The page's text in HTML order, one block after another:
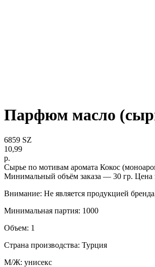
Парфюм масло
6859 SZ
10,99
р.
Сырье по мотивам аромата Кокос
Минимальный объём заказа — 30 гр. Цена
Внимание: Не является продукцией
Минимальная партия: 1000
Объем: 1
Страна производства: Турция
М/Ж: унисекс